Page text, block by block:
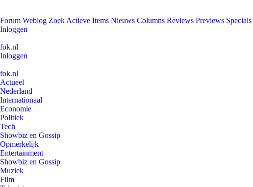
Forum Weblog Zoek Actieve Items Nieuws Columns Reviews Previews Specials
Inloggen
fok.nl
Inloggen
fok.nl
Actueel
Nederland
Internationaal
Economie
Politiek
Tech
Showbiz en Gossip
Opmerkelijk
Entertainment
Showbiz en Gossip
Muziek
Film